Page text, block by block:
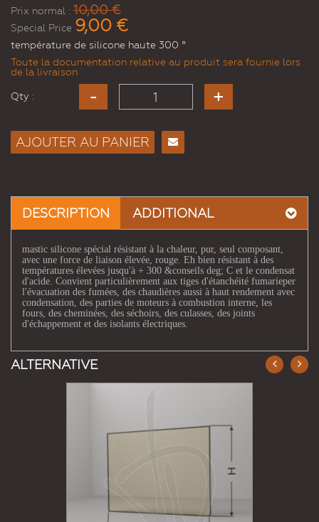
Prix normal : 10,00 €
Special Price 9,00 €
température de silicone haute 300 °
Toute la documentation relative au produit sera fournie lors
de la livraison
Qty :
AJOUTER AU PANIER
DESCRIPTION ADDITIONAL
mastic silicone spécial résistant à la chaleur, pur, seul composant,
avec une force de liaison élevée, rouge. Eh bien résistant à des
températures élevées jusqu'à + 300 &conseils deg; C et le condensat
d'acide. Convient particulièrement aux tiges d'étanchéité fumarieper
l'évacuation des fumées, des chaudières aussi à haut rendement avec
condensation, des parties de moteurs à combustion interne, les
fours, des cheminées, des séchoirs, des culasses, des joints
d'échappement et des isolants électriques.
ALTERNATIVE